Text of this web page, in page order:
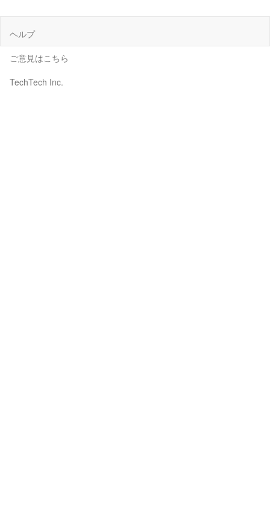
ヘルプ
ご意見はこちら
TechTech Inc.